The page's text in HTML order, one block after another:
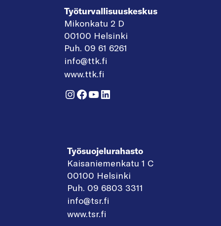
Työturvallisuuskeskus
Mikonkatu 2 D
00100 Helsinki
Puh. 09 61 6261
info@ttk.fi
www.ttk.fi
Instagram
Facebook
YouTube
LinkedIn
Työsuojelurahasto
Kaisaniemenkatu 1 C
00100 Helsinki
Puh. 09 6803 3311
info@tsr.fi
www.tsr.fi